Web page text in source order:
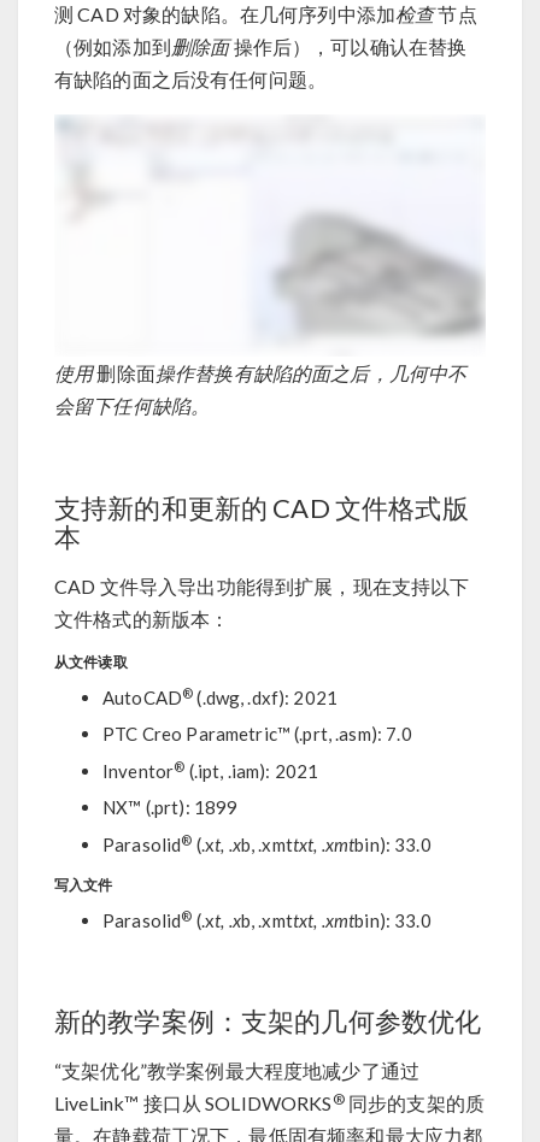
测 CAD 对象的缺陷。在几何序列中添加检查节点
（例如添加到删除面操作后），可以确认在替换
有缺陷的面之后没有任何问题。
使用删除面操作替换有缺陷的面之后，几何中不
会留下任何缺陷。
支持新的和更新的 CAD 文件格式版
本
CAD 文件导入导出功能得到扩展，现在支持以下
文件格式的新版本：
从文件读取
AutoCAD® (.dwg, .dxf): 2021
PTC Creo Parametric™ (.prt, .asm): 7.0
Inventor® (.ipt, .iam): 2021
NX™ (.prt): 1899
Parasolid® (.xt, .xb, .xmttxt, .xmtbin): 33.0
写入文件
Parasolid® (.xt, .xb, .xmttxt, .xmtbin): 33.0
新的教学案例：支架的几何参数优化
“支架优化”教学案例最大程度地减少了通过
LiveLink™ 接口从 SOLIDWORKS ®同步的支架的质
量。在静载荷工况下，最低固有频率和最大应力都